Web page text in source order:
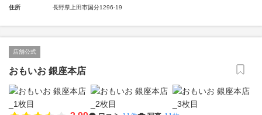
住所 長野県上田市国分1296-19
店舗公式
おもいお 銀座本店